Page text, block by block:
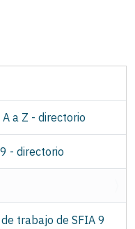
a Z - directorio
- directorio
trabajo de SFIA 9